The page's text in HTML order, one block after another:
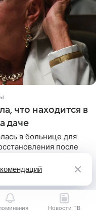
что находится в
даче
в больнице для
после
получила
Новости ТВ